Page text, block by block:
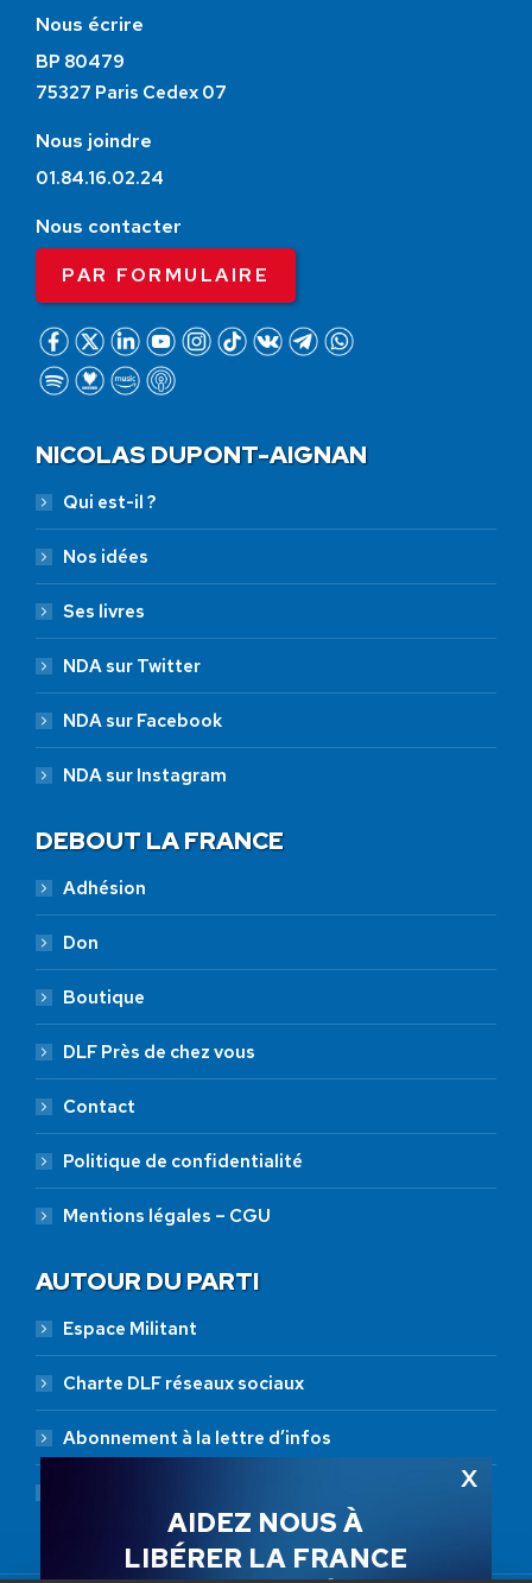
Nous écrire
BP 80479
75327 Paris Cedex 07
Nous joindre
01.84.16.02.24
Nous contacter
PAR FORMULAIRE
NICOLAS DUPONT-AIGNAN
Qui est-il ?
Nos idées
Ses livres
NDA sur Twitter
NDA sur Facebook
NDA sur Instagram
DEBOUT LA FRANCE
Adhésion
Don
Boutique
DLF Près de chez vous
Contact
Politique de confidentialité
Mentions légales – CGU
AUTOUR DU PARTI
Espace Militant
Charte DLF réseaux sociaux
Abonnement à la lettre d’infos
AIDEZ NOUS À
LIBÉRER LA FRANCE